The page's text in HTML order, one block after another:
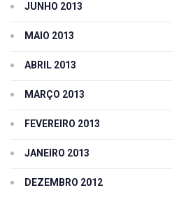
JUNHO 2013
MAIO 2013
ABRIL 2013
MARÇO 2013
FEVEREIRO 2013
JANEIRO 2013
DEZEMBRO 2012